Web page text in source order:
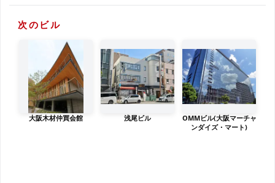
次のビル
大阪木材仲買会館 浅尾ビル
OMMビル(大阪マーチャ
ンダイズ・マート)